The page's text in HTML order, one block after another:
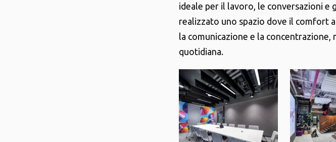
ideale per il lavoro, le conversazioni e
realizzato uno spazio dove il comfort
la comunicazione e la
quotidiana.